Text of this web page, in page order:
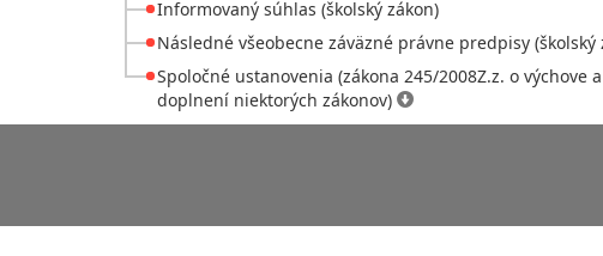
Informovaný súhlas (školský zákon)
Následné všeobecne záväzné právne predpisy (školský
Spoločné ustanovenia (zákona 245/2008Z.z. o výchove
doplnení niektorých zákonov)